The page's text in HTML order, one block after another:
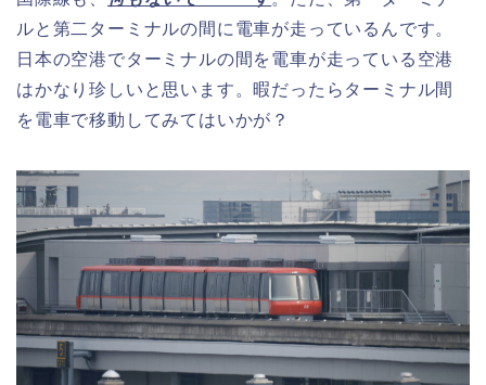
ルと第二ターミナルの間に電車が走っているんです。
日本の空港でターミナルの間を電車が走っている空港
はかなり珍しいと思います。暇だったらターミナル間
を電車で移動してみてはいかが？